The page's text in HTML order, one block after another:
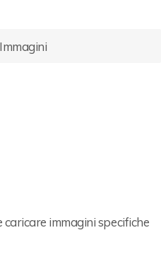
Immagini
caricare immagini specifiche